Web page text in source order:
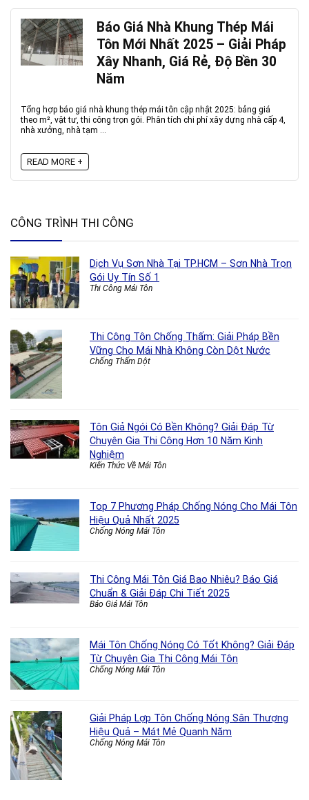
Báo Giá Nhà Khung Thép Mái
Tôn Mới Nhất 2025 – Giải Pháp
Xây Nhanh, Giá Rẻ, Độ Bền 30
Năm
Tổng hợp báo giá nhà khung thép mái tôn cập nhật 2025: bảng giá
theo m², vật tư, thi công trọn gói. Phân tích chi phí xây dựng nhà cấp 4,
nhà xưởng, nhà tạm ...
READ MORE +
CÔNG TRÌNH THI CÔNG
Dịch Vụ Sơn Nhà Tại TP.HCM – Sơn Nhà Trọn
Gói Uy Tín Số 1
Thi Công Mái Tôn
Thi Công Tôn Chống Thấm: Giải Pháp Bền
Vững Cho Mái Nhà Không Còn Dột Nước
Chống Thấm Dột
Tôn Giả Ngói Có Bền Không? Giải Đáp Từ
Chuyên Gia Thi Công Hơn 10 Năm Kinh
Nghiệm
Kiến Thức Về Mái Tôn
Top 7 Phương Pháp Chống Nóng Cho Mái Tôn
Hiệu Quả Nhất 2025
Chống Nóng Mái Tôn
Thi Công Mái Tôn Giá Bao Nhiêu? Báo Giá
Chuẩn & Giải Đáp Chi Tiết 2025
Báo Giá Mái Tôn
Mái Tôn Chống Nóng Có Tốt Không? Giải Đáp
Từ Chuyên Gia Thi Công Mái Tôn
Chống Nóng Mái Tôn
Giải Pháp Lợp Tôn Chống Nóng Sân Thượng
Hiệu Quả – Mát Mẻ Quanh Năm
Chống Nóng Mái Tôn